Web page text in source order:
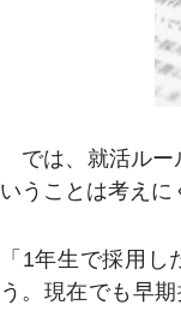
では、就活ルー
いうことは考えに
「1年生で採用
う。現在でも早